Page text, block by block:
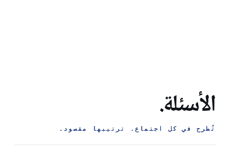
الأسئلة.
تُطرح في كل اجتماع. ترتيبها مقصود.
تُطرح في كل اجتماع. ترتيبها مقصود.